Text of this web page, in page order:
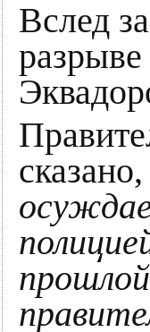
Вслед